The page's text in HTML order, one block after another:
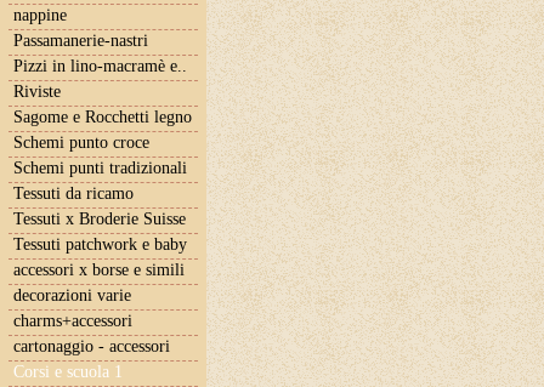
nappine
Passamanerie-nastri
Pizzi in lino-macramè e..
Riviste
Sagome e Rocchetti legno
Schemi punto croce
Schemi punti tradizionali
Tessuti da ricamo
Tessuti x Broderie Suisse
Tessuti patchwork e baby
accessori x borse e simili
decorazioni varie
charms+accessori
cartonaggio - accessori
Corsi e scuola 1